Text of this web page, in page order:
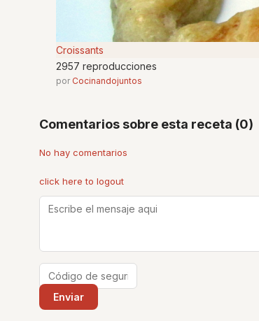
Croissants
2957 reproducciones
por Cocinandojuntos
Comentarios sobre esta receta (0)
No hay comentarios
click here to logout